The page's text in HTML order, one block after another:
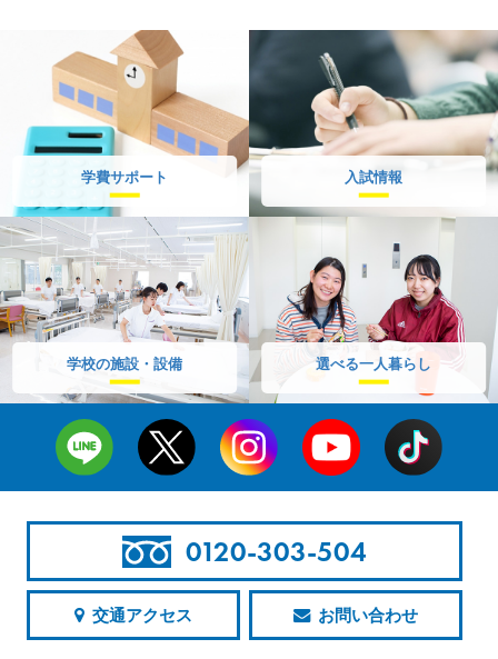
学費サポート 入試情報
学校の施設・設備 選べる一人暮らし
0120-303-504
交通アクセス お問い合わせ